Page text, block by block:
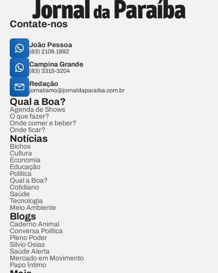
Contate-nos
João Pessoa
(83) 2106.1892
Campina Grande
(83) 3315-3204
Redação
jornalismo@jornaldaparaiba.com.br
Qual a Boa?
Agenda de Shows
O que fazer?
Onde comer e beber?
Onde ficar?
Notícias
Bichos
Cultura
Economia
Educação
Política
Qual a Boa?
Cotidiano
Saúde
Tecnologia
Meio Ambiente
Blogs
Caderno Animal
Conversa Política
Pleno Poder
Sílvio Osias
Saúde Alerta
Mercado em Movimento
Papo Íntimo